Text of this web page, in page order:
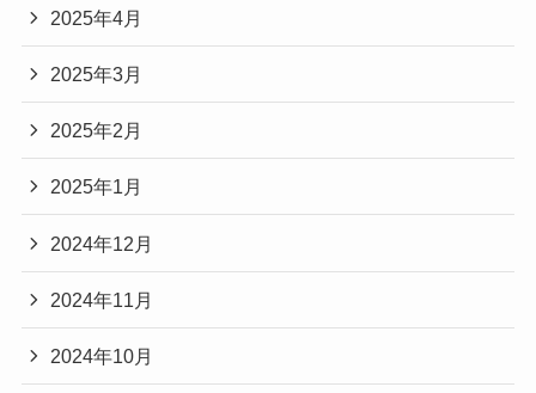
2025年4月
2025年3月
2025年2月
2025年1月
2024年12月
2024年11月
2024年10月